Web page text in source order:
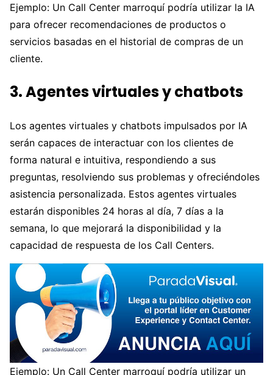
Ejemplo: Un Call Center marroquí podría utilizar la IA
para ofrecer recomendaciones de productos o
servicios basadas en el historial de compras de un
cliente.
3. Agentes virtuales y chatbots
Los agentes virtuales y chatbots impulsados por IA
serán capaces de interactuar con los clientes de
forma natural e intuitiva, respondiendo a sus
preguntas, resolviendo sus problemas y ofreciéndoles
asistencia personalizada. Estos agentes virtuales
estarán disponibles 24 horas al día, 7 días a la
semana, lo que mejorará la disponibilidad y la
capacidad de respuesta de los Call Centers.
Ejemplo: Un Call Center marroquí podría utilizar un